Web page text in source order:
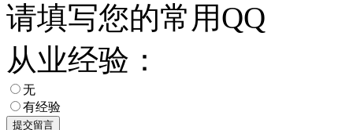
请填写您的常用QQ
从业经验：
无
有经验